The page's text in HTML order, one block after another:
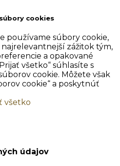
cookies
používame súbory cookie,
zážitok tým,
a opakované
všetko“ súhlasíte s
cookie. Môžete však
cookie“ a poskytnúť
všetko
údajov